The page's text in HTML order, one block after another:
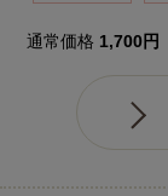
通常価格 1,700円